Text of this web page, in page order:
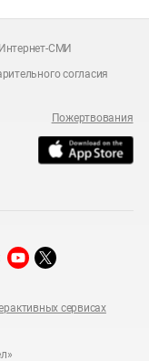
СМИ
согласия
Пожертвования
сервисах